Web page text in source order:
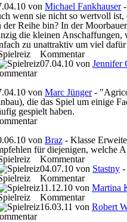
von Michael Fankhauser-
wenn sie nicht so wertvoll ist,
der Reihe bin? In der
die kleinen Anschaffungen,
zu unattraktiv um viel
Kommentar
07.04.10 von Jennifer
von Marc Jünger-
die das Spiel um einige
gespielt haben.
von Braz - Klasse
für diejenigen, welche
Kommentar
04.07.10 von Stastny -
Kommentar
11.12.10 von Martina
Kommentar
16.03.11 von Robert